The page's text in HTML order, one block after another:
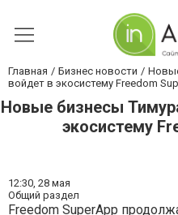
Главная Бизнес новости
войдет в экосистему Freedom
Новые бизнесы
экосистему
12:30, 28 мая
Общий раздел
Freedom SuperApp